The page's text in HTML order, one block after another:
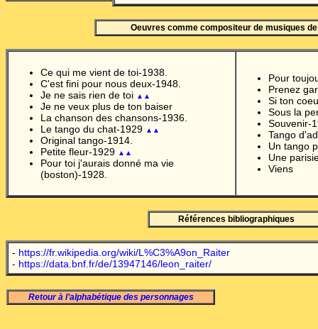
Oeuvres comme compositeur de musiques
Ce qui me vient de toi-1938.
C'est fini pour nous deux-1948.
Je ne sais rien de toi ▲▲
Je ne veux plus de ton baiser
La chanson des chansons-1936.
Le tango du chat-1929 ▲▲
Original tango-1914.
Petite fleur-1929 ▲▲
Pour toi j'aurais donné ma vie
(boston)-1928.
Pour
Prenez
Si ton
Sous la
Souvenir-
Tango
Un tango
Une
Viens
Références bibliographiques
- https://fr.wikipedia.org/wiki/L%C3%A9on_Raiter
- https://data.bnf.fr/de/13947146/leon_raiter/
Retour à l’alphabétique des personnages